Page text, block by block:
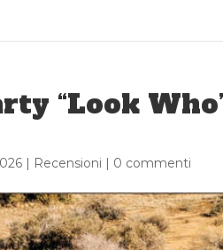
“Look
| Recensioni | 0 commenti